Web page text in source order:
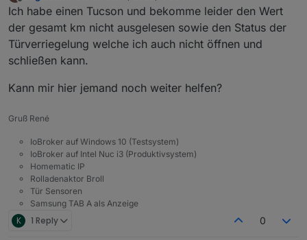
Offline
Ich habe einen Tucson und bekomme leider den Wert
der gesamt km nicht ausgelesen sowie den Status der
Türverriegelung welche ich auch nicht öffnen und
schließen kann.
Kann mir hier jemand noch weiter helfen?
Gruß René
IoBroker auf Windows 10 (Testsystem)
IoBroker auf Intel Nuc i3 (Produktivsystem)
Homematic IP
Rolladenaktor Broll
Tür Sensoren
Samsung TAB A als Anzeige
K 1 Reply 0